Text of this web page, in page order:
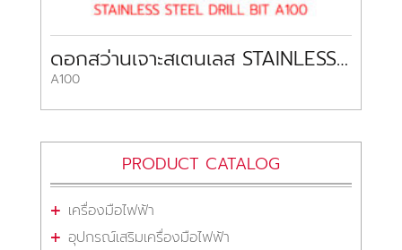
ดอกสว่านเจาะสเตนเลส STAINLESS STEEL DRILL BIT A100 DORMER
A100
PRODUCT CATALOG
เครื่องมือไฟฟ้า
อุปกรณ์เสริมเครื่องมือไฟฟ้า